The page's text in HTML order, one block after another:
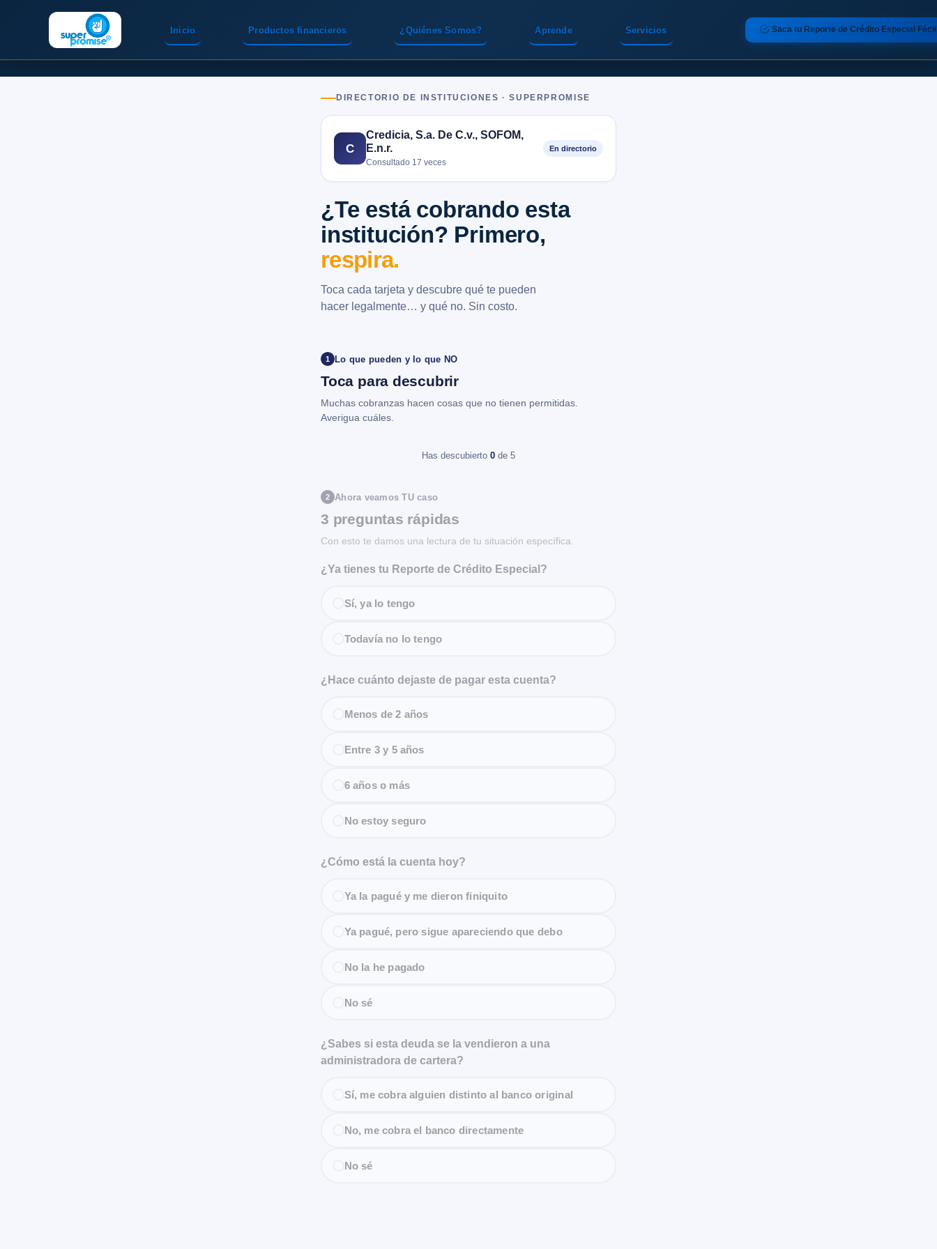
Inicio Servicios
Productos financieros ¿Quiénes Somos? Aprende Saca tu Reporte de Crédito Especial Fácil
DIRECTORIO DE INSTITUCIONES · SUPERPROMISE
C
Credicia, S.a. De C.v., SOFOM,
E.n.r.
Consultado 17 veces
En directorio
¿Te está cobrando esta
institución? Primero,
respira.
Toca cada tarjeta y descubre qué te pueden
hacer legalmente… y qué no. Sin costo.
1 Lo que pueden y lo que NO
Toca para descubrir
Muchas cobranzas hacen cosas que no tienen permitidas.
Averigua cuáles.
Has descubierto 0 de 5
2 Ahora veamos TU caso
3 preguntas rápidas
Con esto te damos una lectura de tu situación específica.
¿Ya tienes tu Reporte de Crédito Especial?
Sí, ya lo tengo
Todavía no lo tengo
¿Hace cuánto dejaste de pagar esta cuenta?
Menos de 2 años
Entre 3 y 5 años
6 años o más
No estoy seguro
¿Cómo está la cuenta hoy?
Ya la pagué y me dieron finiquito
Ya pagué, pero sigue apareciendo que debo
No la he pagado
No sé
¿Sabes si esta deuda se la vendieron a una
administradora de cartera?
Sí, me cobra alguien distinto al banco original
No, me cobra el banco directamente
No sé